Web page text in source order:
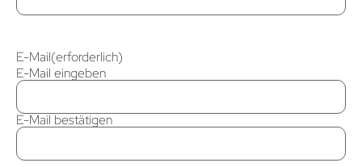
E-Mail(erforderlich)
E-Mail eingeben
E-Mail bestätigen